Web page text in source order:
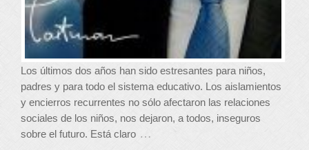
Los últimos dos años han sido estresantes para niños,
padres y para todo el sistema educativo. Los aislamientos
y encierros recurrentes no sólo afectaron las relaciones
sociales de los niños, nos dejaron, a todos, inseguros
sobre el futuro. Está claro …